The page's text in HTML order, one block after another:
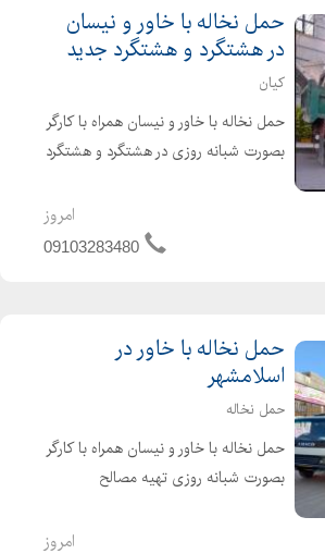
حمل نخاله با خاور و نیسان
در هشتگرد و هشتگرد جدید
کیان
حمل نخاله با خاور و نیسان همراه با کارگر
بصورت شبانه روزی در هشتگرد و هشتگرد
کندن استخر با بابکت محوطه سازی باامروز
09103283480
حمل نخاله با خاور در
اسلامشهر
حمل نخاله
حمل نخاله با خاور و نیسان همراه با کارگر
بصورت شبانه روزی تهیه مصالح
و.....با قیمت مناسب و سریعترین زمانامروز